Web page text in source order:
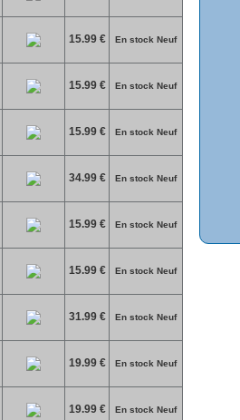
15.99 € En stock Neuf
15.99 € En stock Neuf
15.99 € En stock Neuf
34.99 € En stock Neuf
15.99 € En stock Neuf
15.99 € En stock Neuf
31.99 € En stock Neuf
19.99 € En stock Neuf
19.99 € En stock Neuf